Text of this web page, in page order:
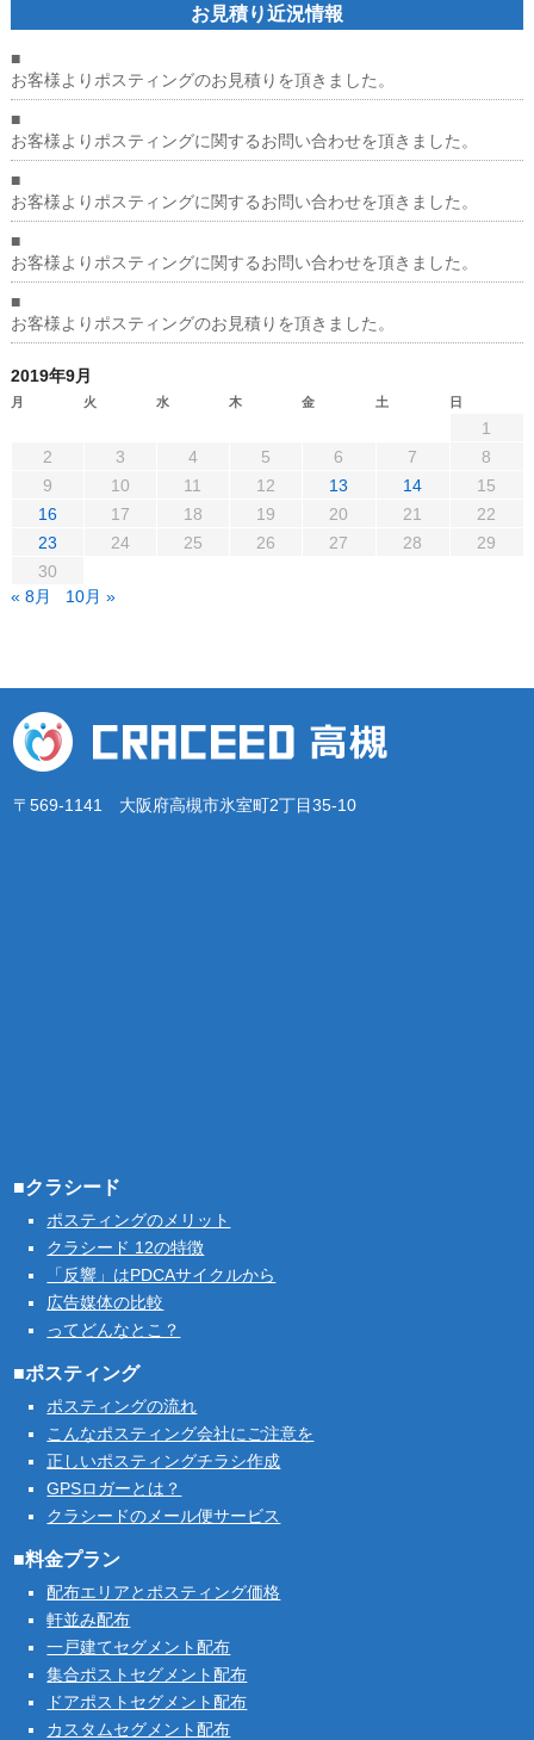
お見積り近況情報
■
お客様よりポスティングのお見積りを頂きました。
■
お客様よりポスティングに関するお問い合わせを頂きました。
■
お客様よりポスティングに関するお問い合わせを頂きました。
■
お客様よりポスティングに関するお問い合わせを頂きました。
■
お客様よりポスティングのお見積りを頂きました。
2019年9月
月 火 水 木 金 土 日
1
2
3 4 5 6 7
8
9
10 11 12 13 14
15
16
17 18 19 20 21
22
23
24 25 26 27 28
29
30
« 8月
10月 »
〒569-1141 大阪府高槻市氷室町2丁目35-10
■クラシード
ポスティングのメリット
クラシード 12の特徴
「反響」はPDCAサイクルから
広告媒体の比較
ってどんなとこ？
■ポスティング
ポスティングの流れ
こんなポスティング会社にご注意を
正しいポスティングチラシ作成
GPSロガーとは？
クラシードのメール便サービス
■料金プラン
配布エリアとポスティング価格
軒並み配布
一戸建てセグメント配布
集合ポストセグメント配布
ドアポストセグメント配布
カスタムセグメント配布